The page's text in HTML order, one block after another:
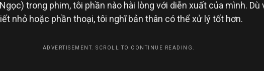
trong phim, tôi phần nào hài lòng với diễn xuất của mình. Dù
nhỏ hoặc phần thoại, tôi nghĩ bản thân có thể xử lý tốt hơn.
ADVERTISEMENT. SCROLL TO CONTINUE READING.